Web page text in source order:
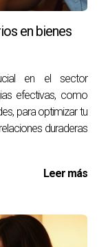
la situación. Ya
tus objetivos o
cada paso
para tu
Santana.
me
en bienes
en el sector
efectivas, como
para optimizar tu
duraderas
Leer más